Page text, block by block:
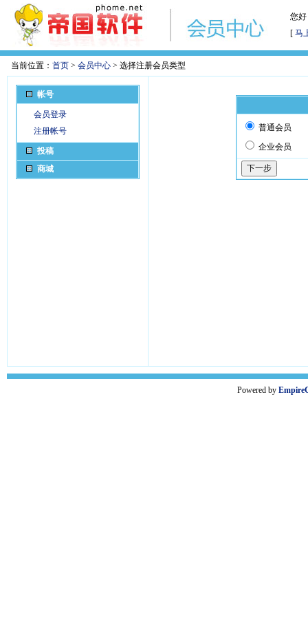
您
[ 马
当前位置： 首页 > 会员中心 > 选择注册会员类型
帐号
会员登录
注册帐号
投稿
商城
普通会员
企业会员
Powered by